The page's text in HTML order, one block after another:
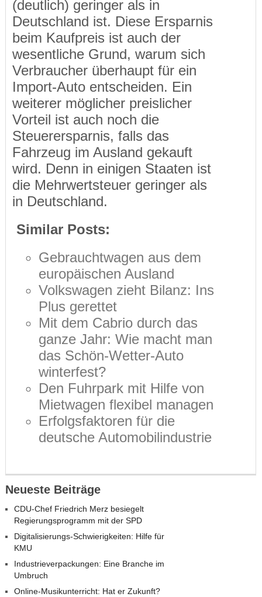
(deutlich) geringer als in
Deutschland ist. Diese Ersparnis
beim Kaufpreis ist auch der
wesentliche Grund, warum sich
Verbraucher überhaupt für ein
Import-Auto entscheiden. Ein
weiterer möglicher preislicher
Vorteil ist auch noch die
Steuerersparnis, falls das
Fahrzeug im Ausland gekauft
wird. Denn in einigen Staaten ist
die Mehrwertsteuer geringer als
in Deutschland.
Similar Posts:
Gebrauchtwagen aus dem
europäischen Ausland
Volkswagen zieht Bilanz: Ins
Plus gerettet
Mit dem Cabrio durch das
ganze Jahr: Wie macht man
das Schön-Wetter-Auto
winterfest?
Den Fuhrpark mit Hilfe von
Mietwagen flexibel managen
Erfolgsfaktoren für die
deutsche Automobilindustrie
Neueste Beiträge
CDU-Chef Friedrich Merz besiegelt
Regierungsprogramm mit der SPD
Digitalisierungs-Schwierigkeiten: Hilfe für
KMU
Industrieverpackungen: Eine Branche im
Umbruch
Online-Musikunterricht: Hat er Zukunft?